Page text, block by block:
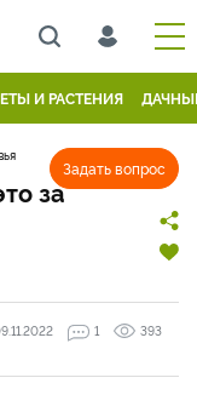
И РАСТЕНИЯ
Задать вопрос
за
1 393